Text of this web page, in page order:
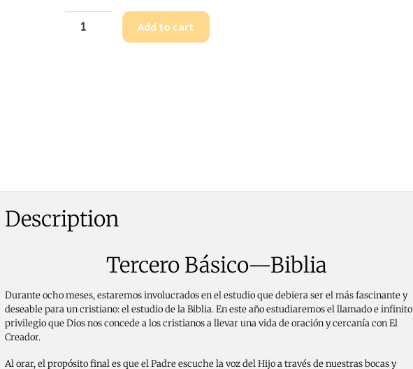
Add to cart
Description
Tercero Básico—Biblia
Durante ocho meses, estaremos involucrados en el estudio que debiera ser el más fascinante y
deseable para un cristiano: el estudio de la Biblia. En este año estudiaremos el llamado e infinito
privilegio que Dios nos concede a los cristianos a llevar una vida de oración y cercanía con El
Creador.
Al orar, el propósito final es que el Padre escuche la voz del Hijo a través de nuestras bocas y